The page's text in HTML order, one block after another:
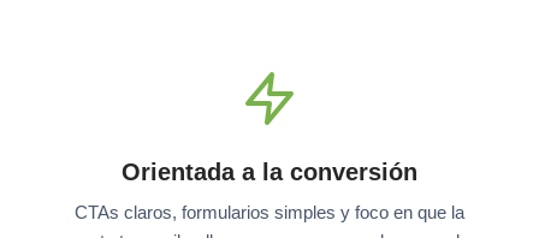
Orientada a la conversión
CTAs claros, formularios simples y foco en que la